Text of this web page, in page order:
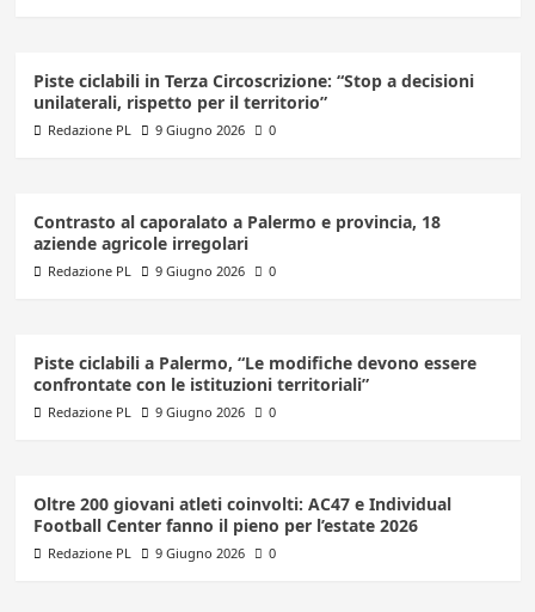
Piste ciclabili in Terza Circoscrizione: “Stop a decisioni
unilaterali, rispetto per il territorio”
Redazione PL 9 Giugno 2026 0
Contrasto al caporalato a Palermo e provincia, 18
aziende agricole irregolari
Redazione PL 9 Giugno 2026 0
Piste ciclabili a Palermo, “Le modifiche devono essere
confrontate con le istituzioni territoriali”
Redazione PL 9 Giugno 2026 0
Oltre 200 giovani atleti coinvolti: AC47 e Individual
Football Center fanno il pieno per l’estate 2026
Redazione PL 9 Giugno 2026 0